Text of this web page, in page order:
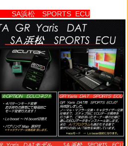
SA浜松 SPORTS ECU